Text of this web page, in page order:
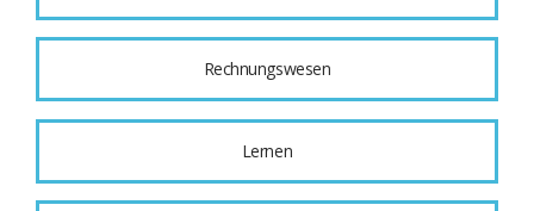
Rechnungswesen
Lernen